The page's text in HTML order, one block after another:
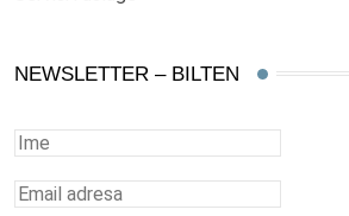
NEWSLETTER – BILTEN